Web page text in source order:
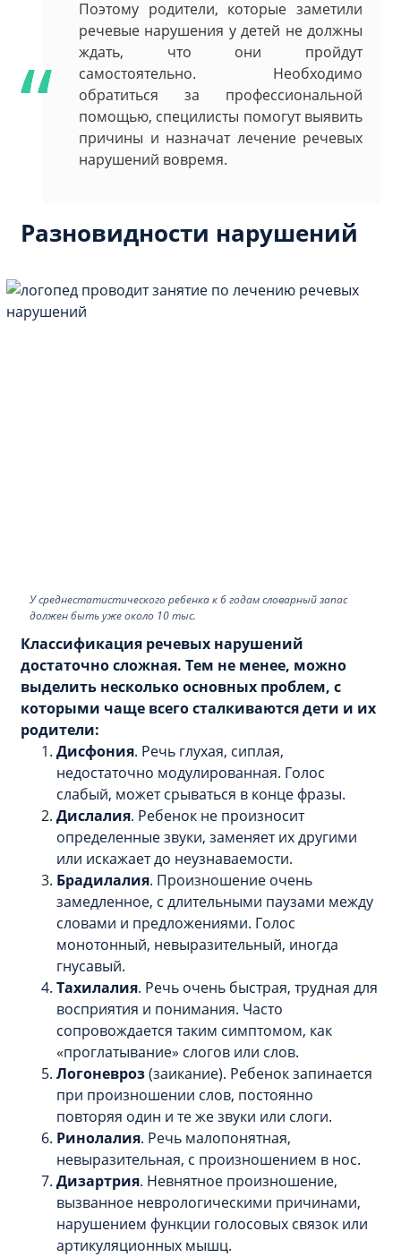
Поэтому родители, которые заметили
речевые нарушения у детей не должны
ждать, что они пройдут
самостоятельно. Необходимо
обратиться за профессиональной
помощью, специлисты помогут выявить
причины и назначат лечение речевых
нарушений вовремя.
Разновидности нарушений
У среднестатистического ребенка к 6 годам словарный запас
должен быть уже около 10 тыс.
Классификация речевых нарушений
достаточно сложная. Тем не менее, можно
выделить несколько основных проблем, с
которыми чаще всего сталкиваются дети и их
родители:
Дисфония. Речь глухая, сиплая,
недостаточно модулированная. Голос
слабый, может срываться в конце фразы.
Дислалия. Ребенок не произносит
определенные звуки, заменяет их другими
или искажает до неузнаваемости.
Брадилалия. Произношение очень
замедленное, с длительными паузами между
словами и предложениями. Голос
монотонный, невыразительный, иногда
гнусавый.
Тахилалия. Речь очень быстрая, трудная для
восприятия и понимания. Часто
сопровождается таким симптомом, как
«проглатывание» слогов или слов.
Логоневроз(заикание). Ребенок запинается
при произношении слов, постоянно
повторяя один и те же звуки или слоги.
Ринолалия. Речь малопонятная,
невыразительная, с произношением в нос.
Дизартрия. Невнятное произношение,
вызванное неврологическими причинами,
нарушением функции голосовых связок или
артикуляционных мышц.